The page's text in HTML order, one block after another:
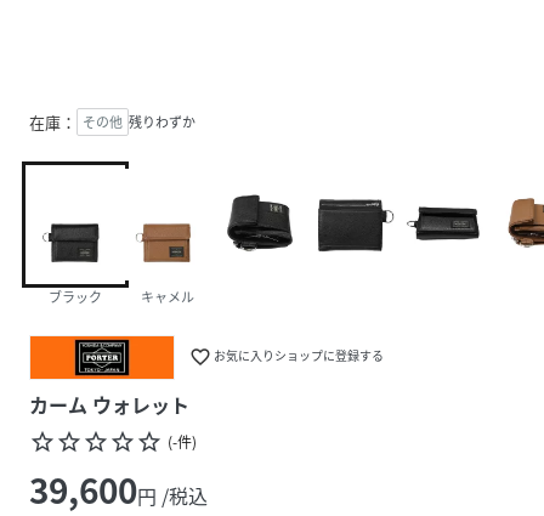
在庫： その他 残りわずか
ブラック キャメル
favorite_border お気に入りショップに登録する
カーム ウォレット
star_borderstar_borderstar_borderstar_borderstar_border (-件)
39,600円 /税込